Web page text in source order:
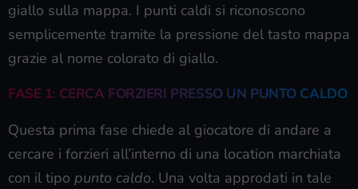
giallo sulla mappa. I punti caldi si riconoscono
semplicemente tramite la pressione del tasto mappa
grazie al nome colorato di giallo.
FASE 1: CERCA FORZIERI PRESSO UN PUNTO CALDO
Questa prima fase chiede al giocatore di andare a
cercare i forzieri all’interno di una location marchiata
con il tipo punto caldo. Una volta approdati in tale